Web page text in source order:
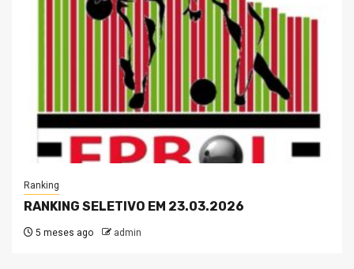
Ranking
RANKING SELETIVO EM 23.03.2026
5 meses ago admin